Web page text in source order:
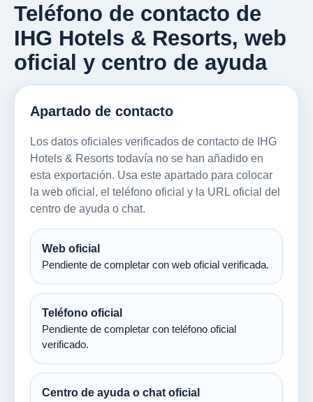
Teléfono de contacto de
IHG Hotels & Resorts, web
oficial y centro de ayuda
Apartado de contacto
Los datos oficiales verificados de contacto de IHG
Hotels & Resorts todavía no se han añadido en
esta exportación. Usa este apartado para colocar
la web oficial, el teléfono oficial y la URL oficial del
centro de ayuda o chat.
Web oficial
Pendiente de completar con web oficial verificada.
Teléfono oficial
Pendiente de completar con teléfono oficial
verificado.
Centro de ayuda o chat oficial